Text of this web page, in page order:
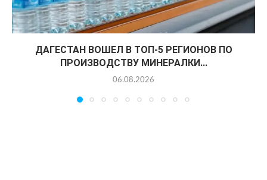
ДАГЕСТАН ВОШЕЛ В ТОП-5 РЕГИОНОВ ПО
ПРОИЗВОДСТВУ МИНЕРАЛКИ...
06.08.2026